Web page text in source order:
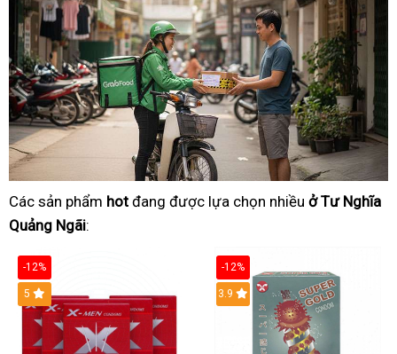
Các sản phẩm hot đang được lựa chọn nhiều ở Tư Nghĩa
Quảng Ngãi:
-12%
Hot
5
-12%
3.9